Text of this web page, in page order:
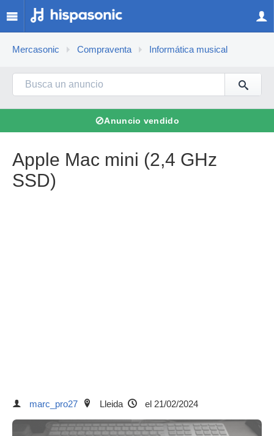
Mercasonic Compraventa Informática musical
⊘Anuncio vendido
Apple Mac mini (2,4 GHz
SSD)
marc_pro27 Lleida el 21/02/2024